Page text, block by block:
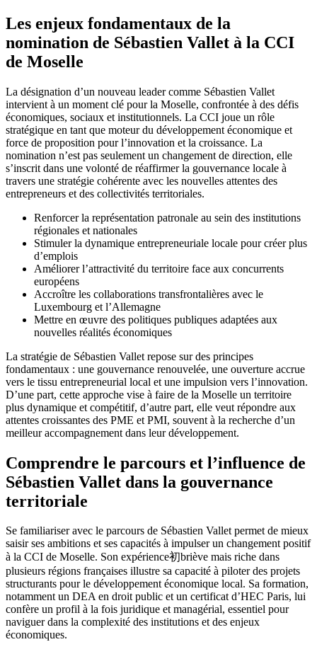
Les enjeux fondamentaux de la
nomination de Sébastien Vallet à la CCI
de Moselle
La désignation d’un nouveau leader comme Sébastien Vallet
intervient à un moment clé pour la Moselle, confrontée à des défis
économiques, sociaux et institutionnels. La CCI joue un rôle
stratégique en tant que moteur du développement économique et
force de proposition pour l’innovation et la croissance. La
nomination n’est pas seulement un changement de direction, elle
s’inscrit dans une volonté de réaffirmer la gouvernance locale à
travers une stratégie cohérente avec les nouvelles attentes des
entrepreneurs et des collectivités territoriales.
Renforcer la représentation patronale au sein des institutions
régionales et nationales
Stimuler la dynamique entrepreneuriale locale pour créer plus
d’emplois
Améliorer l’attractivité du territoire face aux concurrents
européens
Accroître les collaborations transfrontalières avec le
Luxembourg et l’Allemagne
Mettre en œuvre des politiques publiques adaptées aux
nouvelles réalités économiques
La stratégie de Sébastien Vallet repose sur des principes
fondamentaux : une gouvernance renouvelée, une ouverture accrue
vers le tissu entrepreneurial local et une impulsion vers l’innovation.
D’une part, cette approche vise à faire de la Moselle un territoire
plus dynamique et compétitif, d’autre part, elle veut répondre aux
attentes croissantes des PME et PMI, souvent à la recherche d’un
meilleur accompagnement dans leur développement.
Comprendre le parcours et l’influence de
Sébastien Vallet dans la gouvernance
territoriale
Se familiariser avec le parcours de Sébastien Vallet permet de mieux
saisir ses ambitions et ses capacités à impulser un changement positif
à la CCI de Moselle. Son expérience初briève mais riche dans
plusieurs régions françaises illustre sa capacité à piloter des projets
structurants pour le développement économique local. Sa formation,
notamment un DEA en droit public et un certificat d’HEC Paris, lui
confère un profil à la fois juridique et managérial, essentiel pour
naviguer dans la complexité des institutions et des enjeux
économiques.